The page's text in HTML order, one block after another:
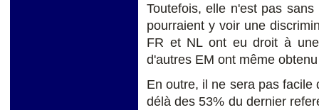
Toutefois, elle n'est pas
pourraient y voir une
FR et NL ont eu droit à
d'autres EM ont même
En outre, il ne sera pas
délà des 53% du dernier